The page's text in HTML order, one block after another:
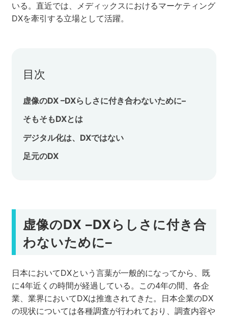
いる。直近では、メディックスにおけるマーケティング
DXを牽引する立場として活躍。
目次
虚像のDX –DXらしさに付き合わないために–
そもそもDXとは
デジタル化は、DXではない
足元のDX
虚像のDX –DXらしさに付き合
わないために–
日本においてDXという言葉が一般的になってから、既
に4年近くの時間が経過している。この4年の間、各企
業、業界においてDXは推進されてきた。日本企業のDX
の現状については各種調査が行われており、調査内容や